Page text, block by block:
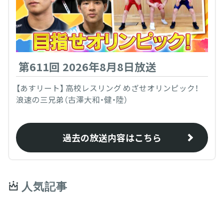
第611回 2026年8月8日放送
【あすリート】 高校レスリング めざせオリンピック！
浪速の三兄弟（古澤大和・健・陸）
過去の放送内容はこちら
人気記事